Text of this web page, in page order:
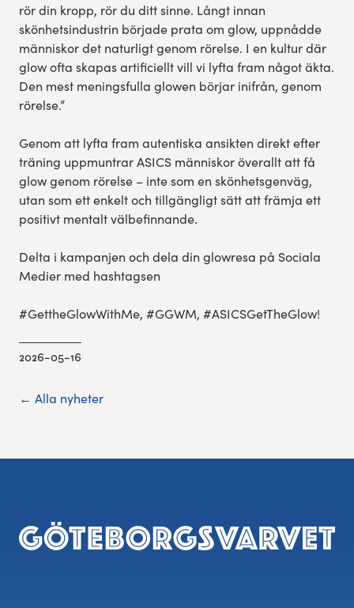
rör din kropp, rör du ditt sinne. Långt innan
skönhetsindustrin började prata om glow, uppnådde
människor det naturligt genom rörelse. I en kultur där
glow ofta skapas artificiellt vill vi lyfta fram något äkta.
Den mest meningsfulla glowen börjar inifrån, genom
rörelse.”
Genom att lyfta fram autentiska ansikten direkt efter
träning uppmuntrar ASICS människor överallt att få
glow genom rörelse – inte som en skönhetsgenväg,
utan som ett enkelt och tillgängligt sätt att främja ett
positivt mentalt välbefinnande.
Delta i kampanjen och dela din glowresa på Sociala
Medier med hashtagsen
#GettheGlowWithMe, #GGWM, #ASICSGetTheGlow!
2026-05-16
← Alla nyheter
Sidfot